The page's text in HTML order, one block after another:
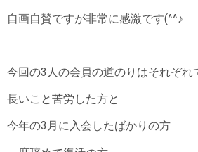
自画自賛ですが非常に感激です(^^♪
今回の3人の会員の道のりはそれぞれ
長いこと苦労した方と
今年の3月に入会したばかりの方